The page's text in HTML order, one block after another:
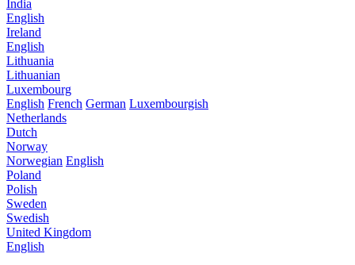
India
English
Ireland
English
Lithuania
Lithuanian
Luxembourg
English French German Luxembourgish
Netherlands
Dutch
Norway
Norwegian English
Poland
Polish
Sweden
Swedish
United Kingdom
English